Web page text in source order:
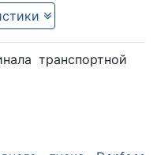
транспортной